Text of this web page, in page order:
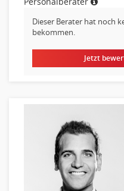
Telesales
Dieser Berater hat noch
bekommen.
Jetzt